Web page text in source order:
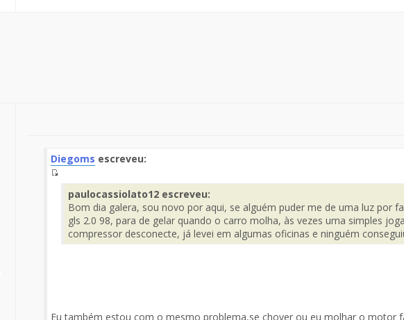
Diegoms escreveu:
Fuente
del
Mensaje
paulocassiolato12 escreveu:
Bom dia galera, sou novo por aqui, se alguém puder me de uma luz por
gls 2.0 98, para de gelar quando o carro molha, às vezes uma simples
compressor desconecte, já levei em algumas oficinas e ninguém
Eu também estou com o mesmo problema,se chover ou eu molhar o motor